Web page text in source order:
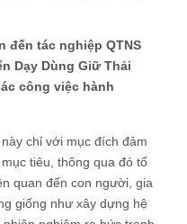
đến tác nghiệp QTNS
Dạy Dùng Giữ Thải
công việc hành
chỉ với mục đích đảm
tiêu, thông qua đó tổ
quan đến con người, gia
giống như xây dựng hệ